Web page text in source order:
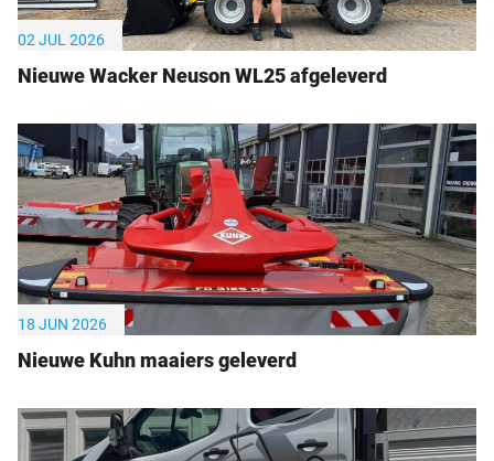
02 JUL 2026
Nieuwe Wacker Neuson WL25 afgeleverd
18 JUN 2026
Nieuwe Kuhn maaiers geleverd